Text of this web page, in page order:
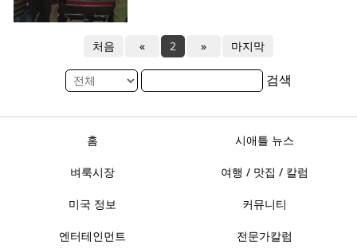
처음 « 2 » 마지막
검색
홈 시애틀 뉴스
벼룩시장 여행 / 맛집 / 칼럼
미국 정보 커뮤니티
엔터테인먼트 전문가칼럼